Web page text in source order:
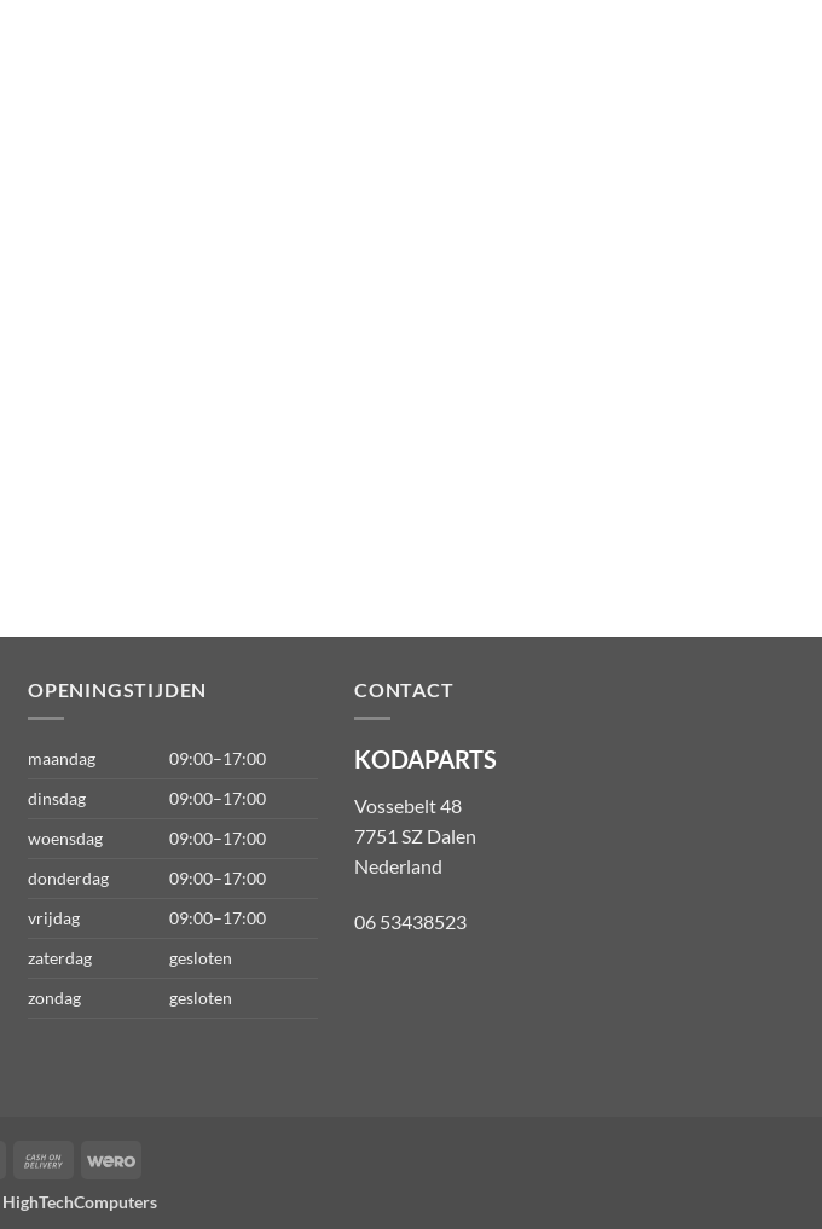
OPENINGSTIJDEN
maandag
09:00–17:00
dinsdag
09:00–17:00
woensdag
09:00–17:00
donderdag
09:00–17:00
vrijdag
09:00–17:00
zaterdag
gesloten
zondag
gesloten
CONTACT
KODAPARTS
Vossebelt 48
7751 SZ Dalen
Nederland
06 53438523
IDeal
Cash
Delivery
Wero
HighTechComputers